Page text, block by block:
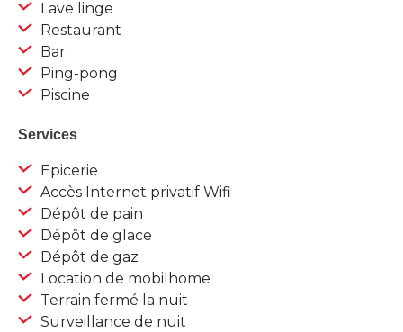
Lave linge
Restaurant
Bar
Ping-pong
Piscine
Services
Epicerie
Accès Internet privatif Wifi
Dépôt de pain
Dépôt de glace
Dépôt de gaz
Location de mobilhome
Terrain fermé la nuit
Surveillance de nuit